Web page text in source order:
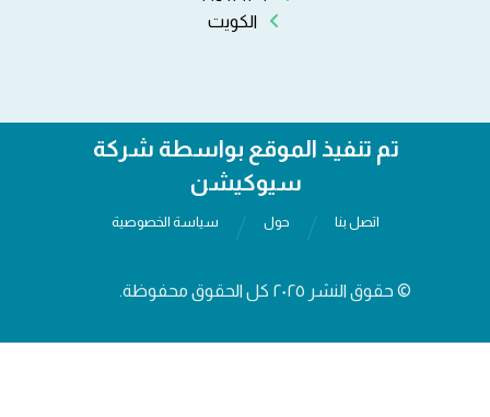
الكويت
تم تنفيذ الموقع بواسطة شركة
سيوكيشن
اتصل بنا حول سياسة الخصوصية
© حقوق النشر ٢٠٢٥ كل الحقوق محفوظة.